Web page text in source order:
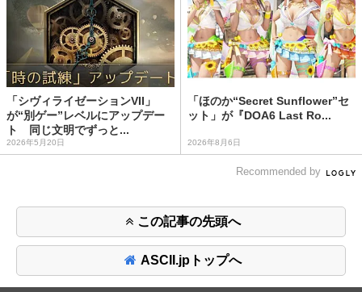
「シヴィライゼーションVII」
が“別ゲー”レベルにアップデー
ト 同じ文明でずっと...
2026年5月20日
「ほのか“Secret Sunflower”セ
ット」が『DOA6 Last Ro...
2026年8月6日
Recommended by
この記事の先頭へ
ASCII.jpトップへ